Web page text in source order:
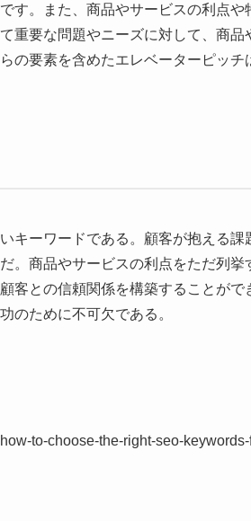
す。また、商品やサービスの利点
重要な問題やニーズに対して、商
の要素を含めたエレベーターピッ
キーワードである。顧客が抱える課
。商品やサービスの利点をただ列
客との信頼関係を構築することが
のために不可欠である。
to-choose-the-right-seo-